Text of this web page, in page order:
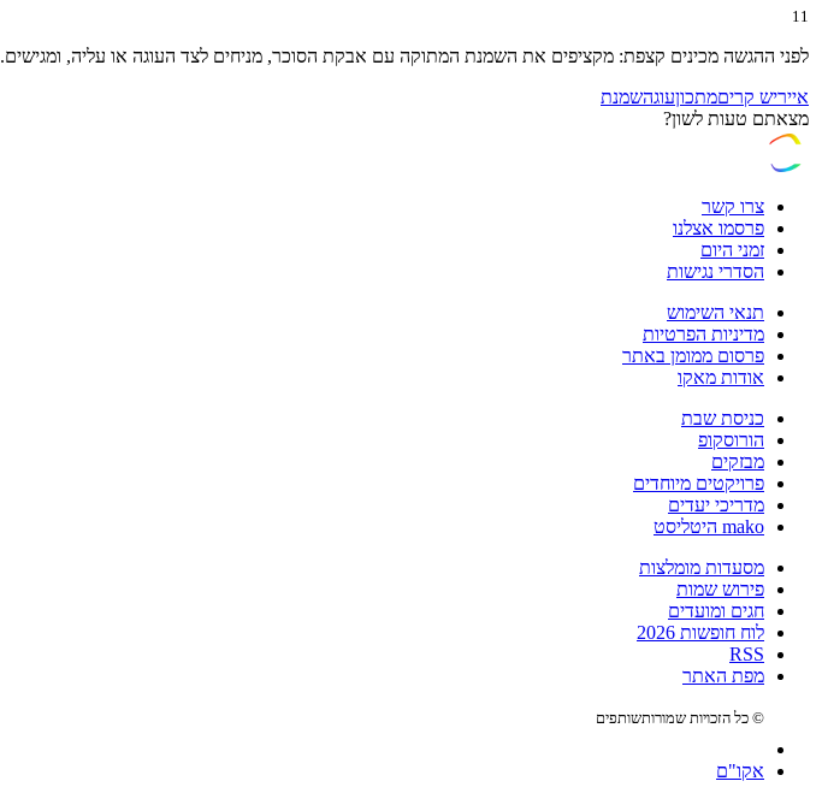
11
לפני ההגשה מכינים קצפת: מקציפים את השמנת המתוקה עם אבקת הסוכר, מניחים לצד העוגה או עליה, ומגישים.
אייריש קריםמתכוןעוגהשמנת
מצאתם טעות לשון?
צרו קשר
פרסמו אצלנו
זמני היום
הסדרי נגישות
תנאי השימוש
מדיניות הפרטיות
פרסום ממומן באתר
אודות מאקו
כניסת שבת
הורוסקופ
מבזקים
פרויקטים מיוחדים
מדריכי יעדים
mako היטליסט
מסעדות מומלצות
פירוש שמות
חגים ומועדים
לוח חופשות 2026
RSS
מפת האתר
© כל הזכויות שמורותשותפים
אקו"ם